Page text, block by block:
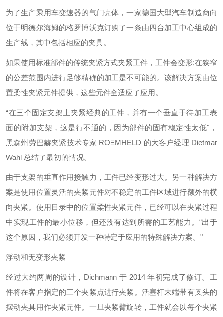
为了生产乘用车变速器的气门壳体，一家德国大型汽车制造商向
位于明德尔海姆的格罗博沃克订购了一条由四台加工中心组成的
生产线，其中包括相应的夹具。
如果使用标准部件的传统夹紧方式夹紧工件，工件会变形;在狭窄
的公差范围内进行足够精确的加工是不可能的。该解决方案由位
置柔性夹紧元件提供，这些元件全适应了应用。
“在三个固定支架上夹紧经典的工件，并有一个垂直于待加工表
面的附加支架，这是行不通的，因为部件的固有稳定性太低"，
黑森州劳巴赫夹紧技术专家 ROEMHELD 的大客户经理 Dietmar
Wahl 总结了最初的情况。
由于支架的垂直作用接触力，工件已经变形过大。另一种解决方
案是使用位置灵活的夹紧元件对不稳定的工件区域进行额外的横
向夹紧。使用目录中的位置柔性夹紧元件，已经可以在夹紧过程
中实现工件的最小位移，但还没有达到所需的工艺能力。“出于
这个原因，我们必须开发一种特定于应用的特殊解决方案。"
浮动和无变形夹紧
经过大约两周的设计，Dichmann 于 2014 年初完成了修订。工
件将在客户指定的三个夹紧点进行夹紧。活塞杆末端带有叉头的
摆动夹具用作夹紧元件。一旦夹紧臂旋转，工件就会以每个夹紧